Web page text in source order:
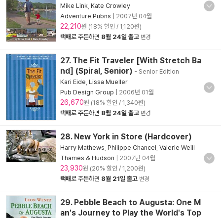
Mike Link Kate Crowley
Adventure Pubns
2007년 04월
22,210원 (18% 할인 / 1,120원)
택배로 주문하면 8월 24일 출고 변경
27. The Fit Traveler [With Stretch Ba
nd] (Spiral, Senior) - Senior Edition
Kari Eide Lissa Mueller
Pub Design Group
2006년 01월
26,670원 (18% 할인 / 1,340원)
택배로 주문하면 8월 24일 출고 변경
28. New York in Store (Hardcover)
Harry Mathews Philippe Chancel Valerie Weill
Thames & Hudson
2007년 04월
23,930원 (20% 할인 / 1,200원)
택배로 주문하면 8월 21일 출고 변경
29. Pebble Beach to Augusta: One M
an's Journey to Play the World's Top